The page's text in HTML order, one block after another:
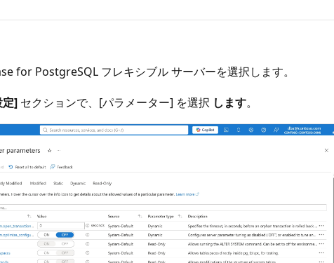
for PostgreSQL フレキシブル サーバーを選択します。
定] セクションで、[パラメーター] を選択 します。